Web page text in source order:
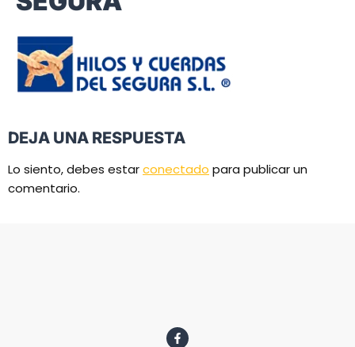
DEJA UNA RESPUESTA
Lo siento, debes estarconectado para publicar un
comentario.